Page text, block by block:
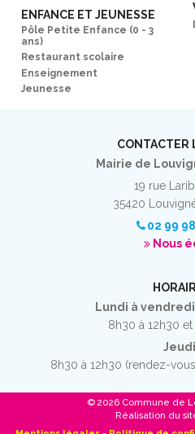
ENFANCE ET JEUNESSE
Pôle Petite Enfance (0 - 3
ans)
Restaurant scolaire
Enseignement
Jeunesse
CONTACTER
Mairie de
19 rue
35420
02 99
Nous
Lundi à
8h30 à 12h30 et
8h30 à 12h30 (rendez-
© 2026 Commune de
Réalisation du